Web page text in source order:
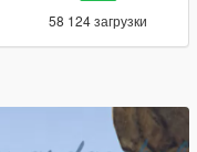
58 124 загрузки